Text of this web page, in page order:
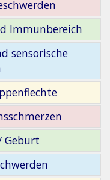
Immunbereich
sensorische
Geburt